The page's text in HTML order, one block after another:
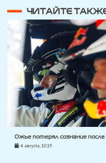
ЧИТАЙТЕ
Ожье потерял сознание
4 августа, 10:19